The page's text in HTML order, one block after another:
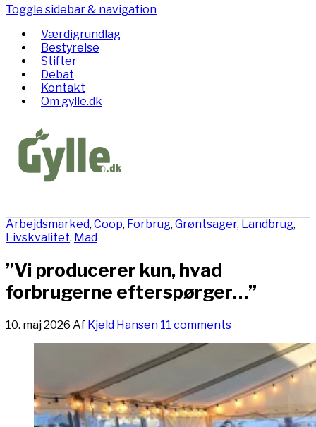
Toggle sidebar & navigation
Værdigrundlag
Bestyrelse
Stifter
Debat
Kontakt
Om gylle.dk
Arbejdsmarked, Coop, Forbrug, Grøntsager, Landbrug,
Livskvalitet, Mad
”Vi producerer kun, hvad
forbrugerne efterspørger…”
10. maj 2026 Af Kjeld Hansen 11 comments